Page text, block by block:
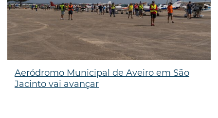
Aeródromo Municipal de Aveiro em São
Jacinto vai avançar